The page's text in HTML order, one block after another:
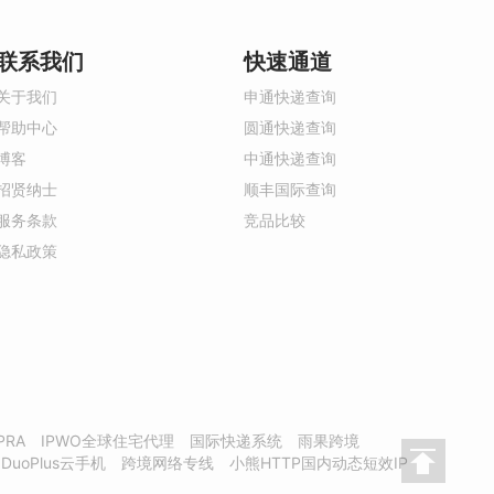
系我们
于我们
助中心
客
贤纳士
务条款
私政策
快速通道
申通快递查询
圆通快递查询
中通快递查询
顺丰国际查询
竞品比较
IPWO全球住宅代理 国际快递系统
雨果跨境
DuoPlus云手机
跨境网络专线 小熊HTTP国内动态短效IP